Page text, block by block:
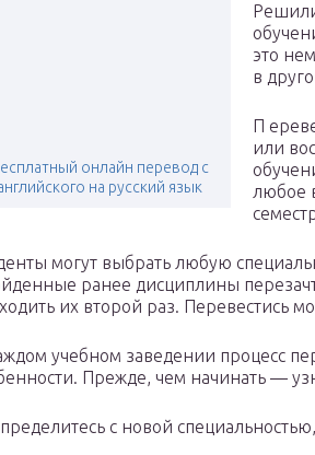
онлайн перевод с
на русский язык
это
в
П
или
любое
могут выбрать любую
ранее дисциплины
их второй раз. Перевестись
учебном заведении процесс
Прежде, чем начинать —
с новой